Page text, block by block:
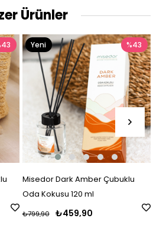
Ürünler
%43
Misedor 2'li Set Gold Amber
Çubuklu Oda Kokusu ve Oda
Spreyi
₺579,90
₺999,90
%42
ÜCRETSIZ KARGO
Yeni
Ürün